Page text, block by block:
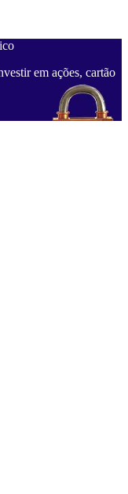
em ações, cartão